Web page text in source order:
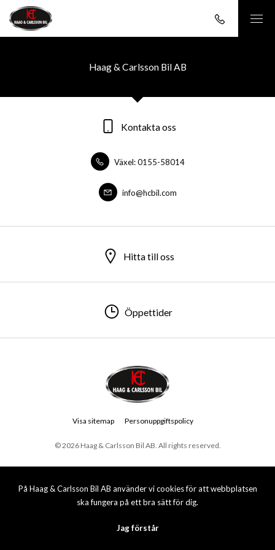
På Haag & Carlsson Bil AB använder vi cookies för att webbplatsen
ska fungera på ett bra sätt för dig.
Jag förstår
Haag & Carlsson Bil AB
Kontakta oss
Växel: 0155-58014
info@hcbil.com
Hitta till oss
Öppettider
© 2026 Haag & Carlsson Bil AB. All rights reserved.
Visa sitemap Personuppgiftspolicy